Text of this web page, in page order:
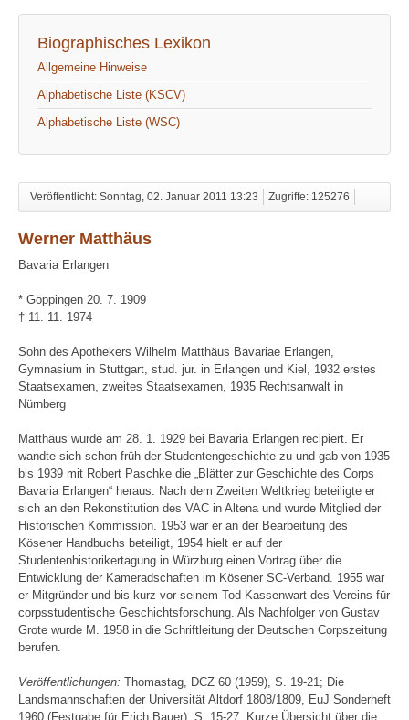
Biographisches Lexikon
Allgemeine Hinweise
Alphabetische Liste (KSCV)
Alphabetische Liste (WSC)
Veröffentlicht: Sonntag, 02. Januar 2011 13:23 Zugriffe: 125276
Werner Matthäus
Bavaria Erlangen
* Göppingen 20. 7. 1909
† 11. 11. 1974
Sohn des Apothekers Wilhelm Matthäus Bavariae Erlangen,
Gymnasium in Stuttgart, stud. jur. in Erlangen und Kiel, 1932 erstes
Staatsexamen, zweites Staatsexamen, 1935 Rechtsanwalt in
Nürnberg
Matthäus wurde am 28. 1. 1929 bei Bavaria Erlangen recipiert. Er
wandte sich schon früh der Studentengeschichte zu und gab von 1935
bis 1939 mit Robert Paschke die „Blätter zur Geschichte des Corps
Bavaria Erlangen“ heraus. Nach dem Zweiten Weltkrieg beteiligte er
sich an den Rekonstitution des VAC in Altena und wurde Mitglied der
Historischen Kommission. 1953 war er an der Bearbeitung des
Kösener Handbuchs beteiligt, 1954 hielt er auf der
Studentenhistorikertagung in Würzburg einen Vortrag über die
Entwicklung der Kameradschaften im Kösener SC-Verband. 1955 war
er Mitgründer und bis kurz vor seinem Tod Kassenwart des Vereins für
corpsstudentische Geschichtsforschung. Als Nachfolger von Gustav
Grote wurde M. 1958 in die Schriftleitung der Deutschen Corpszeitung
berufen.
Veröffentlichungen: Thomastag, DCZ 60 (1959), S. 19-21; Die
Landsmannschaften der Universität Altdorf 1808/1809, EuJ Sonderheft
1960 (Festgabe für Erich Bauer), S. 15-27; Kurze Übersicht über die